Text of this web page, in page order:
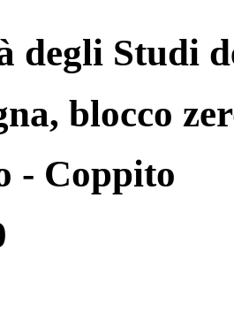
degli Studi
blocco
- Coppito